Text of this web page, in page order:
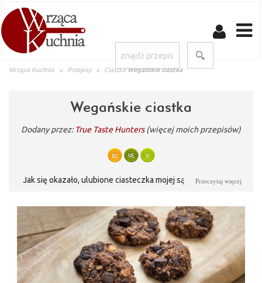
Wrząca Kuchnia Przepisy Ciastka Wegańskie ciastka
Wegańskie ciastka
Dodany przez:True Taste Hunters (więcej moich przepisów)
Jak się okazało, ulubione ciasteczka mojej sąsiadki. Dodatek
idealne dla tych, którzy za słodkościami nie przepadają.
Oczywiście, jest również wersja dla "Misiów Puchatków" -
zamieńcie czekoladę na mleczną lub zwiększcie o 1/3 ilość
cukru. Obiecuję, obie wersje - niebo w gębie!
Przeczytaj więcej